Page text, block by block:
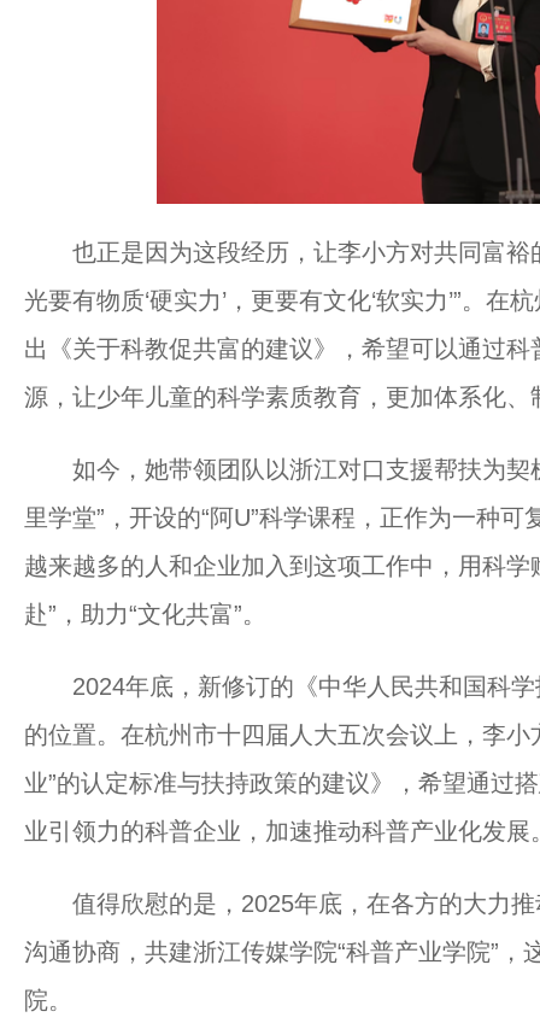
也正是因为这段经历，让李小方对共同富裕
光要有物质‘硬实力’，更要有文化‘软实力’”。
出《关于科教促共富的建议》，希望可以通过
源，让少年儿童的科学素质教育，更加体系化、
如今，她带领团队以浙江对口支援帮扶为契
里学堂”，开设的“阿U”科学课程，正作为一种
越来越多的人和企业加入到这项工作中，用科
赴”，助力“文化共富”。
2024年底，新修订的《中华人民共和国科学
的位置。在杭州市十四届人大五次会议上，李
业”的认定标准与扶持政策的建议》，希望通过
业引领力的科普企业，加速推动科普产业化发展
值得欣慰的是，2025年底，在各方的大力推
沟通协商，共建浙江传媒学院“科普产业学院”
院。